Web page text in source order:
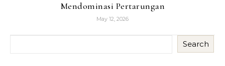
Mendominasi Pertarungan
May 12, 2026
Search